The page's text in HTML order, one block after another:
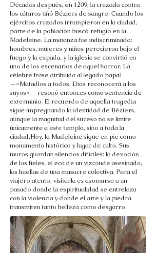
Décadas después, en 1209, la cruzada contra
los cátaros tiñó Béziers de sangre. Cuando los
ejércitos cruzados irrumpieron en la ciudad,
parte de la población buscó refugio en la
Madeleine. La matanza fue indiscriminada:
hombres, mujeres y niños perecieron bajo el
fuego y la espada, y la iglesia se convirtió en
uno de los escenarios de aquel horror. La
célebre frase atribuida al legado papal
—«Matadlos a todos, Dios reconocerá a los
suyos»— resonó entonces como sentencia de
exterminio. El recuerdo de aquella tragedia
sigue impregnando la identidad de Béziers,
aunque la magnitud del suceso no se limite
únicamente a este templo, sino a toda la
ciudad.Hoy, la Madeleine sigue en pie como
monumento histórico y lugar de culto. Sus
muros guardan silencios difíciles: la devoción
de los fieles, el eco de un vizconde asesinado,
las huellas de una masacre colectiva. Para el
viajero atento, visitarla es asomarse a un
pasado donde la espiritualidad se entrelaza
con la violencia y donde el arte y la piedra
transmiten tanto belleza como desgarro.